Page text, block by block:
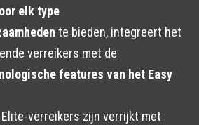
elk type
te bieden, integreert het
verreikers met de
features van het Easy
verreikers zijn verrijkt met